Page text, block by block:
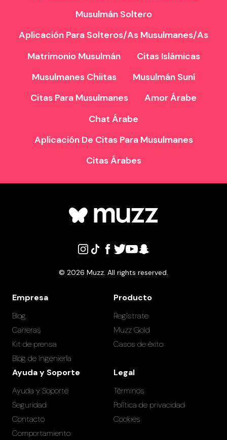
Musulmán Soltero
Aplicación Para Solteros/as Musulmanes/as
Matrimonio Musulmán
Citas Islámicas
Musulmanes Chiitas
Musulmán Suní
Citas Para Musulmanes
Amor Árabe
Chat Árabe
Aplicación De Citas Para Musulmanes
Citas Árabes
© 2026 Muzz. All rights reserved.
Empresa
Blog
Carreras
Kit de prensa
Blog de Ingeniería
Producto
Regístrate
Muzz Gold
Casos de éxito
Ayuda y Soporte
Ayuda y Soporte
Seguridad
Contacto
Comportamiento
Legal
Términos
Política de privacidad
Cookies